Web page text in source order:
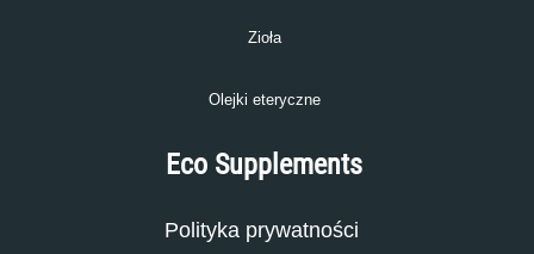
Zioła
Olejki eteryczne
Eco Supplements
Polityka prywatności